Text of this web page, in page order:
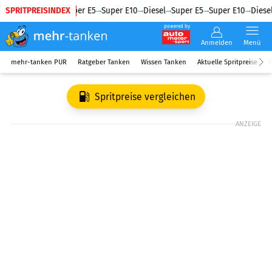
SPRITPREISINDEX
Diesel Super E5 Super E10 Diesel Super E5 Super E10 Diesel
powered by
Anmelden Menü
mehr-tanken PUR Ratgeber Tanken Wissen Tanken Aktuelle Spritpreise
Spritpreise vergleichen
ANZEIGE